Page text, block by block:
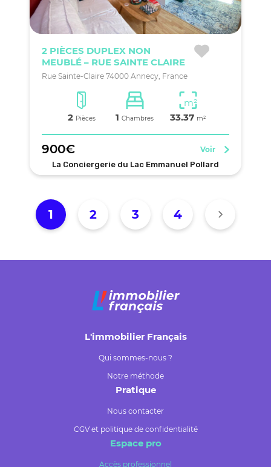
2 PIÈCES DUPLEX NON
MEUBLÉ – RUE SAINTE CLAIRE
Rue Sainte-Claire 74000 Annecy, France
2 Pièces 1Chambres
m²
33.37 m²
900€
Voir
La Conciergerie du Lac Emmanuel Pollard
1 2 3 4
L'immobilier Français
Qui sommes-nous ?
Notre méthode
Pratique
Nous contacter
CGV et politique de confidentialité
Espace pro
Accès professionnel